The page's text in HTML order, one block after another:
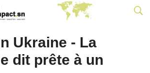
Ukraine - La
dit prête à un